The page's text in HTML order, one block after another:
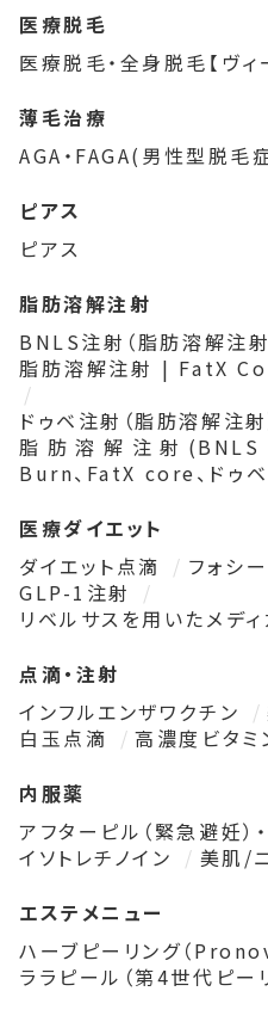
医療脱毛
医療脱毛・全身脱毛【ヴィ
薄毛治療
AGA・FAGA(男性型脱毛
ピアス
ピアス
脂肪溶解注射
BNLS注射（脂肪溶解注射
脂肪溶解注射 | FatX Core
ドゥベ注射（脂肪溶解注射
脂肪溶解注射
Burn、FatX core、ドゥ
医療ダイエット
ダイエット点滴
フォシ
GLP-1注射
リベルサスを用いたメディ
点滴・注射
インフルエンザワクチン
白玉点滴
高濃度ビタミ
内服薬
アフターピル（緊急避妊）
イソトレチノイン
美肌/
エステメニュー
ハーブピーリング（
ララピール（第4世代ピー